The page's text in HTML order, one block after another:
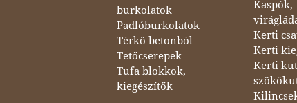
burkolatok
Padlóburkolatok
Térkő betonból
Tetőcserepek
Tufa blokkok,
kiegészítők
Kaspók,
Kerti
Kerti
Kerti